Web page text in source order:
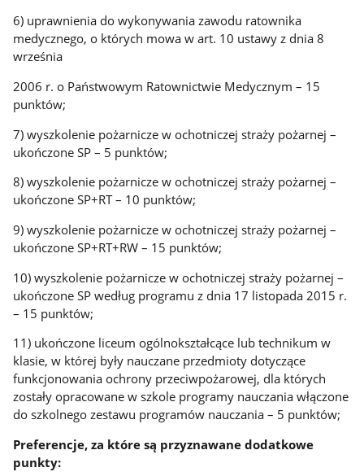
6) uprawnienia do wykonywania zawodu ratownika
medycznego, o których mowa w art. 10 ustawy z dnia 8
września
2006 r. o Państwowym Ratownictwie Medycznym – 15
punktów;
7) wyszkolenie pożarnicze w ochotniczej straży pożarnej –
ukończone SP – 5 punktów;
8) wyszkolenie pożarnicze w ochotniczej straży pożarnej –
ukończone SP+RT – 10 punktów;
9) wyszkolenie pożarnicze w ochotniczej straży pożarnej –
ukończone SP+RT+RW – 15 punktów;
10) wyszkolenie pożarnicze w ochotniczej straży pożarnej –
ukończone SP według programu z dnia 17 listopada 2015 r.
– 15 punktów;
11) ukończone liceum ogólnokształcące lub technikum w
klasie, w której były nauczane przedmioty dotyczące
funkcjonowania ochrony przeciwpożarowej, dla których
zostały opracowane w szkole programy nauczania włączone
do szkolnego zestawu programów nauczania – 5 punktów;
Preferencje, za które są przyznawane dodatkowe
punkty: